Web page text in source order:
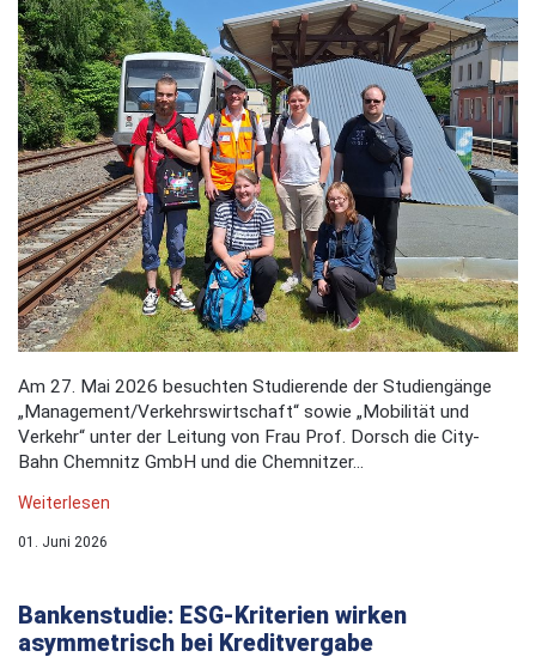
Am 27. Mai 2026 besuchten Studierende der Studiengänge
„Management/Verkehrswirtschaft“ sowie „Mobilität und
Verkehr“ unter der Leitung von Frau Prof. Dorsch die City-
Bahn Chemnitz GmbH und die Chemnitzer...
Weiterlesen
01. Juni 2026
Bankenstudie: ESG-Kriterien wirken
asymmetrisch bei Kreditvergabe